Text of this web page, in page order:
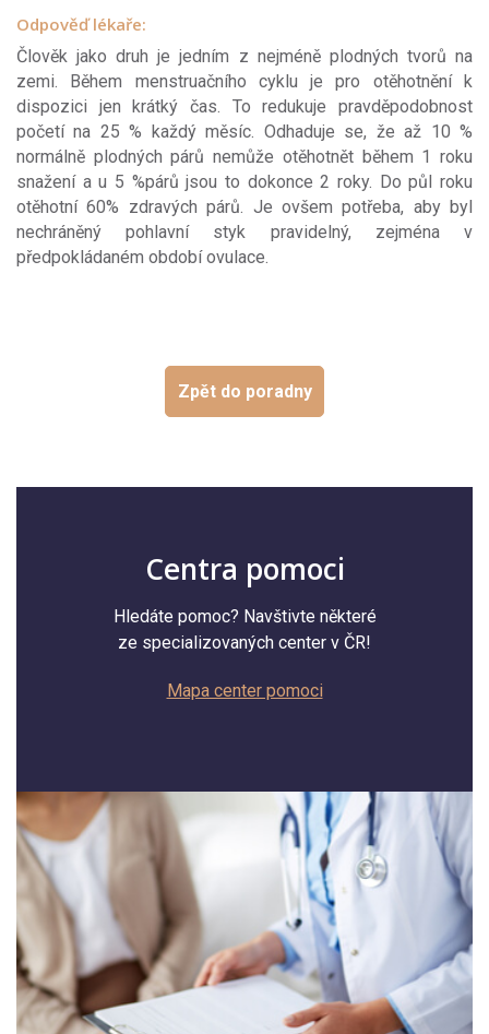
Odpověď lékaře:
Člověk jako druh je jedním z nejméně plodných tvorů na
zemi. Během menstruačního cyklu je pro otěhotnění k
dispozici jen krátký čas. To redukuje pravděpodobnost
početí na 25 % každý měsíc. Odhaduje se, že až 10 %
normálně plodných párů nemůže otěhotnět během 1 roku
snažení a u 5 %párů jsou to dokonce 2 roky. Do půl roku
otěhotní 60% zdravých párů. Je ovšem potřeba, aby byl
nechráněný pohlavní styk pravidelný, zejména v
předpokládaném období ovulace.
Zpět do poradny
Centra pomoci
Hledáte pomoc? Navštivte některé
ze specializovaných center v ČR!
Mapa center pomoci